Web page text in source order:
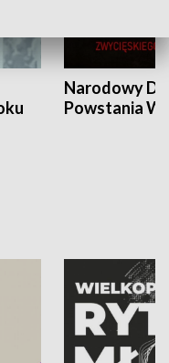
Narodowy
Powstania